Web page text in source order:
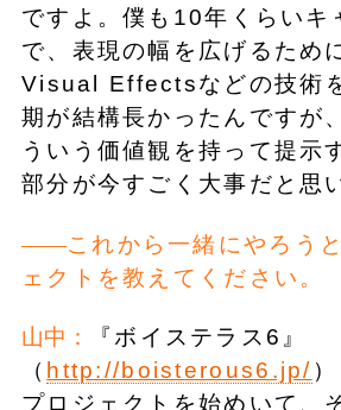
ですよ。僕も10年くらいキ
で、表現の幅を広げるため
Visual Effectsなどの技術
期が結構長かったんですが
ういう価値観を持って提示
部分が今すごく大事だと思
これから一緒にやろう
ェクトを教えてください。
山中：
『ボイステラス6』
（ http://boisterous6.jp/
プロジェクトを始めいて、